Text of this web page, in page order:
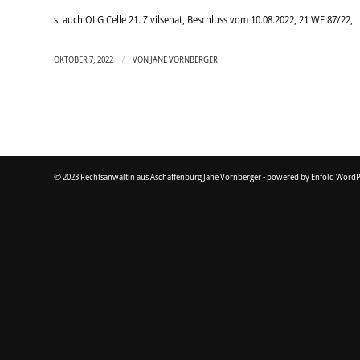
s. auch OLG Celle 21. Zivilsenat, Beschluss vom 10.08.2022, 21 WF 87/22,
OKTOBER 7, 2022 / VON JANE VORNBERGER
© 2023 Rechtsanwältin aus Aschaffenburg Jane Vornberger -powered by Enfold